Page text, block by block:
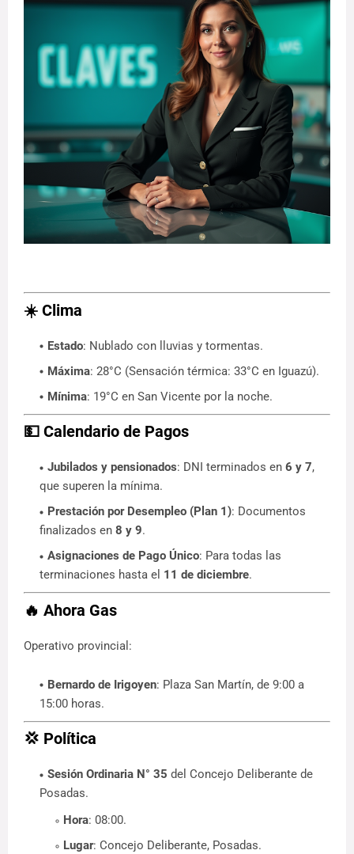
☀️ Clima
Estado: Nublado con lluvias y tormentas.
Máxima: 28°C (Sensación térmica: 33°C en Iguazú).
Mínima: 19°C en San Vicente por la noche.
💵 Calendario de Pagos
Jubilados y pensionados: DNI terminados en 6 y 7,
que superen la mínima.
Prestación por Desempleo (Plan 1): Documentos
finalizados en 8 y 9.
Asignaciones de Pago Único: Para todas las
terminaciones hasta el 11 de diciembre.
🔥 Ahora Gas
Operativo provincial:
Bernardo de Irigoyen: Plaza San Martín, de 9:00 a
15:00 horas.
💢 Política
Sesión Ordinaria N° 35 del Concejo Deliberante de
Posadas.
Hora: 08:00.
Lugar: Concejo Deliberante, Posadas.